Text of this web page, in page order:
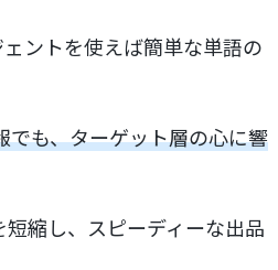
ントを使えば簡単な単語の
も、ターゲット層の心に響
縮し、スピーディーな出品